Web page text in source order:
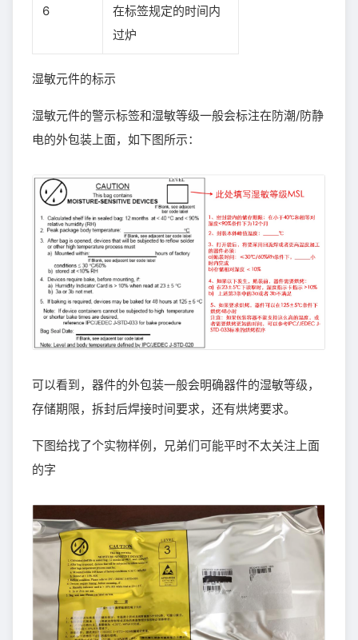
6
在标签规定的时间内
过炉
湿敏元件的标示
湿敏元件的警示标签和湿敏等级一般会标注在防潮/防静
电的外包装上面，如下图所示：
可以看到，器件的外包装一般会明确器件的湿敏等级，
存储期限，拆封后焊接时间要求，还有烘烤要求。
下图给找了个实物样例，兄弟们可能平时不太关注上面
的字